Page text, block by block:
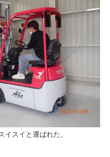
スイと運ばれた。